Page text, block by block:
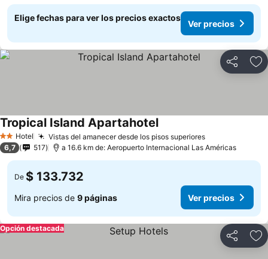
Elige fechas para ver los precios exactos
Ver precios
Compartir
2 Estrellas
Hotel Vistas del amanecer desde los pisos superiores
Tropical Island Apartahotel
6,7 517 a 16.6 km de: Aeropuerto Internacional Las Américas
De $ 133.732
Mira precios de 9 páginas Ver precios
Compartir
Opción destacada